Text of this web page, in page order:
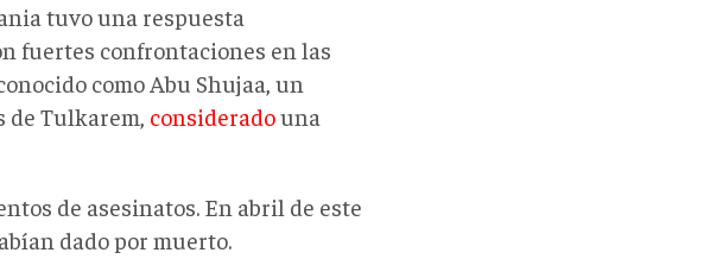
tuvo una respuesta
fuertes confrontaciones en las
como Abu Shujaa, un
de Tulkarem, consideradouna
de asesinatos. En abril de este
dado por muerto.